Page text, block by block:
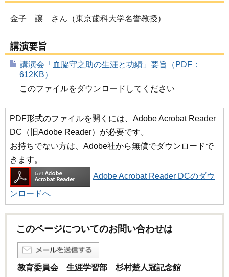
金子 譲 さん（東京歯科大学名誉教授）
講演要旨
講演会「血脇守之助の生涯と功績」要旨（PDF：
612KB）
このファイルをダウンロードしてください
PDF形式のファイルを開くには、Adobe Acrobat Reader
DC（旧Adobe Reader）が必要です。
お持ちでない方は、Adobe社から無償でダウンロードで
きます。
Adobe Acrobat Reader DCのダウ
ンロードへ
このページについてのお問い合わせは
教育委員会 生涯学習部 杉村楚人冠記念館